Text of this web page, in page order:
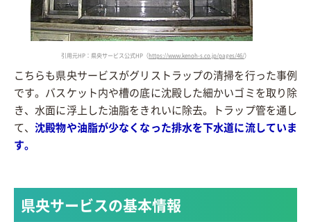
引用元HP：県央サービス公式HP（https://www.kenoh-s.co.jp/pages/46/）
こちらも県央サービスがグリストラップの清掃を行った事例
です。バスケット内や槽の底に沈殿した細かいゴミを取り除
き、水面に浮上した油脂をきれいに除去。トラップ管を通し
て、沈殿物や油脂が少なくなった排水を下水道に流していま
す。
県央サービスの基本情報